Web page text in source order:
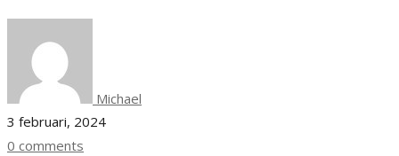
Michael
3 februari, 2024
0 comments